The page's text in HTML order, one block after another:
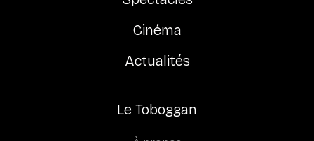
Cinéma
Actualités
Le Toboggan